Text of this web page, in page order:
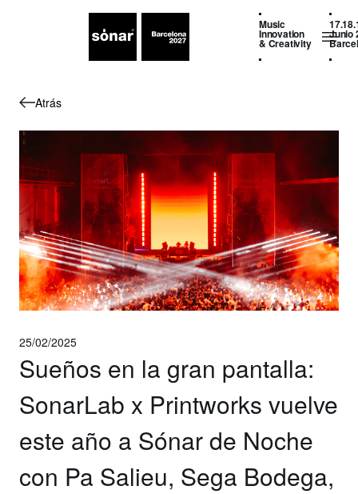
Music
Innovation
& Creativity
Junio
Atrás
25/02/2025
Sueños en la gran pantalla:
SonarLab x Printworks vuelve
este año a Sónar de Noche
con Pa Salieu, Sega Bodega,